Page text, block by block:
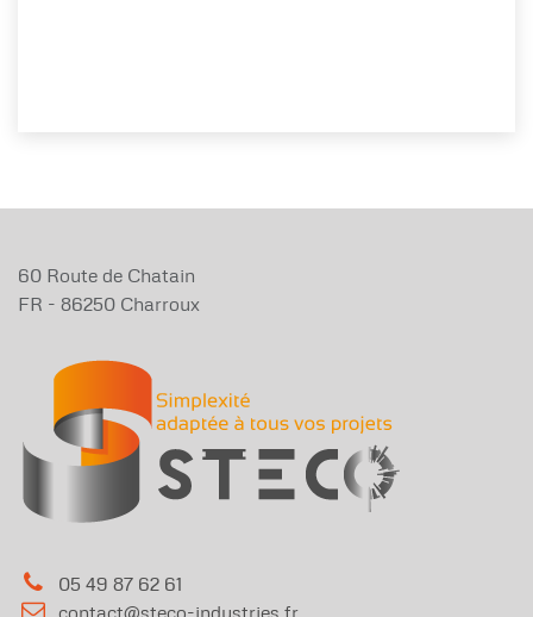
60 Route de Chatain
FR - 86250 Charroux
05 49 87 62 61
​contact@steco-industries.fr